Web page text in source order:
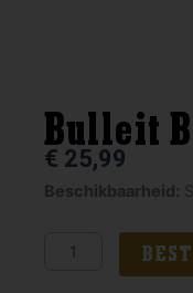
Bulleit
€ 25,99
Beschikbaarheid:
Bulleit
aantal